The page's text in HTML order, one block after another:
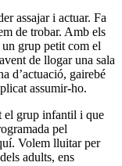
assajar i actuar. Fa
de trobar. Amb els
grup petit com el
de llogar una sala
d’actuació, gairebé
assumir-ho.
el grup infantil i que
pel
Volem lluitar per
adults, ens